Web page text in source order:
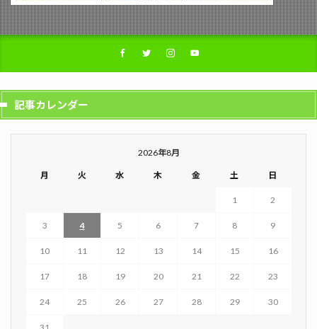
記事カレンダー
2026年8月
月 火 水 木 金 土 日
1 2
3 4 5 6 7 8 9
10 11 12 13 14 15 16
17 18 19 20 21 22 23
24 25 26 27 28 29 30